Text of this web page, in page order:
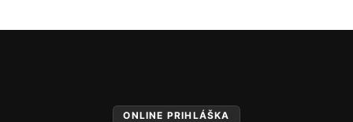
ONLINE PRIHLÁŠKA